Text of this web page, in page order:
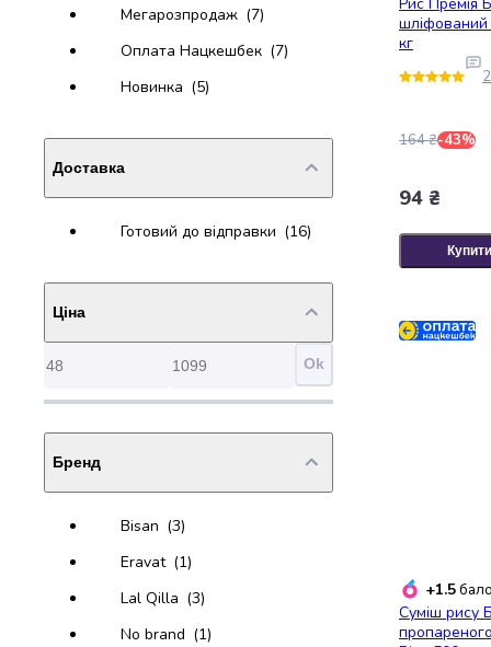
набори
алкоголю
Бакалія
Сухі
Їжа
Спеції
приправи
Цукор
Борошно
Приправа
перець
Кухонна
сіль
Мегарозпродаж (7)
Оплата Нацкешбек (7)
Новинка (5)
Доставка
Готовий до відправки (16)
Ціна
Ok
Бренд
Bisan (3)
Eravat (1)
Lal Qilla (3)
No brand (1)
шліфований
кг
164 ₴-43%
94 ₴
Купити
+1.5
Суміш рису